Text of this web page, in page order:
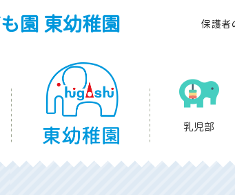
園 東幼稚園 保護者
乳児部